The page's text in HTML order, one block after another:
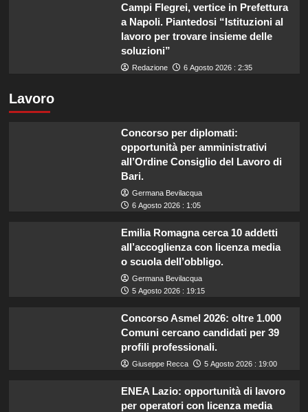
Campi Flegrei, vertice in Prefettura
a Napoli. Piantedosi “Istituzioni al
lavoro per trovare insieme delle
soluzioni”
Redazione 6 Agosto 2026 : 2:35
Lavoro
Concorso per diplomati:
opportunità per amministrativi
all’Ordine Consiglio del Lavoro di
Bari.
Germana Bevilacqua
6 Agosto 2026 : 1:05
Emilia Romagna cerca 10 addetti
all’accoglienza con licenza media
o scuola dell’obbligo.
Germana Bevilacqua
5 Agosto 2026 : 19:15
Concorso Asmel 2026: oltre 1.000
Comuni cercano candidati per 39
profili professionali.
Giuseppe Recca 5 Agosto 2026 : 19:00
ENEA Lazio: opportunità di lavoro
per operatori con licenza media